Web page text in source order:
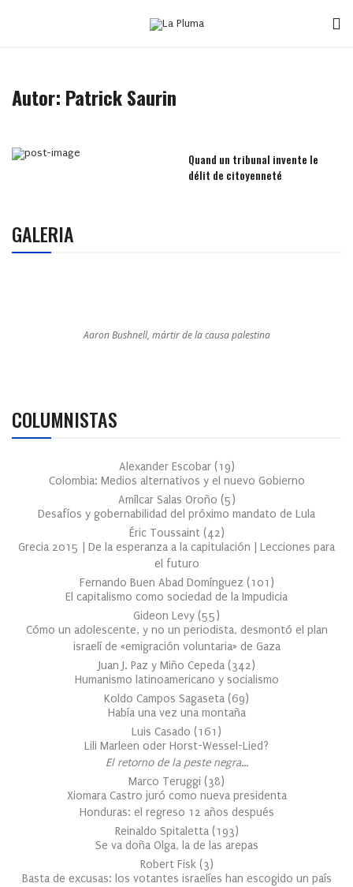
Autor: Patrick Saurin
Quand un tribunal invente le
délit de citoyenneté
GALERIA
Aaron Bushnell, mártir de la causa palestina
COLUMNISTAS
Alexander Escobar (19)
Colombia: Medios alternativos y el nuevo Gobierno
Amílcar Salas Oroño (5)
Desafíos y gobernabilidad del próximo mandato de Lula
Éric Toussaint (42)
Grecia 2015 | De la esperanza a la capitulación | Lecciones para
el futuro
Fernando Buen Abad Domínguez (101 )
El capitalismo como sociedad de la Impudicia
Gideon Levy (55)
Cómo un adolescente, y no un periodista, desmontó el plan
israelí de «emigración voluntaria» de Gaza
Juan J. Paz y Miño Cepeda (342)
Humanismo latinoamericano y socialismo
Koldo Campos Sagaseta (69)
Había una vez una montaña
Luis Casado (161 )
Lili Marleen oder Horst-Wessel-Lied?
El retorno de la peste negra…
Marco Teruggi (38)
Xiomara Castro juró como nueva presidenta
Honduras: el regreso 12 años después
Reinaldo Spitaletta (193)
Se va doña Olga, la de las arepas
Robert Fisk (3)
Basta de excusas: los votantes israelíes han escogido un país